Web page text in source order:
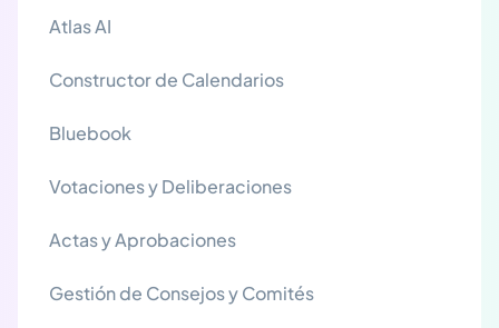
Atlas AI
Constructor de Calendarios
Bluebook
Votaciones y Deliberaciones
Actas y Aprobaciones
Gestión de Consejos y Comités